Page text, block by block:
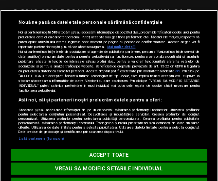
© 2019-2026 DOGAN MEDIA INTERNATIONAL SA, Toate
drepturile rezervate.
MUSIC NON STOP
#hitperepeat
Nouă ne pasă ca datele tale personale să rămână confidențiale
Noi și partenerii noștri589stocăm și/sau accesăm informații pe dispozitivul dvs., precum identificatorii cookie unici pentru
prelucrarea datelor cu caracter personal. Puteți accepta sau gestiona preferințele dvs. făcând clic mai jos, respectiv vă
puteți opune utilizării unui interes legitim în orice moment pe pagina cu politica de confidențialitate. Aceste alegeri vor fi
raportate partenerilor noștri și nu vă vor afecta navigarea.
Mai multe detalii
Noi si partenerii nostri (retelele de socializare si agentiile de publicitate partenere, precum si furnizorii nostri de servicii de
date analitice) prelucram date pentru a permite website-ului sa functioneze, pentru a personaliza continutul si anunturile
publicitare afisate in functie de interesele si/sau profilul dvs., pentru a va oferi functionalitati aferente retelelor de
socializare si pentru a analiza traficul pe website. Beneficiati de drepturile prevazute de art. 15-22 din GDPR in legatura
cu prelucrarea datelor cu caracter personal. Aceste drepturi pot fi exercitate prin modalitatea indicataaici . Prin click pe
“ACCEPT TOATE”, acceptati folosirea tuturor Tehnologiilor de tip Cookie, care implica inclusiv acceptul dvs. cu privire la
stocarea/accesarea informatiilor de catre Vendor-ii cu care colaboram. Prin click pe “VREAU SA MODIFIC SETARILE
INDIVIDUAL” puteti schimba preferintele in mod individual, mai putin cele legate de cookie strict necesare pentru
functionarea website-ului.
Atât noi, cât și partenerii noștri prelucrăm datele pentru a oferi:
Stocarea și/sau accesarea informațiilor de pe un dispozitiv. Măsurarea performanței reclamelor. Utilizarea profilurilor
pentru selectarea conținutului personalizat. Dezvoltarea și îmbunătățirea serviciilor. Crearea profilurilor de conținut
personalizat. Utilizarea profilurilor pentru selectarea publicității personalizate. Crearea profilurilor pentru publicitate
personalizată. Măsurarea performanței conținutului. Înțelegerea publicului prin statistici sau combinații de date din surse
diferite. Utilizarea de date limitate pentru a selecta publicitatea. Utilizarea datelor limitate pentru a selecta conținutul.
Date precise de geolocație și identificarea prin scanarea dispozitivului.
Listă parteneri (furnizori)
ACCEPT TOATE
VREAU SA MODIFIC SETARILE INDIVIDUAL